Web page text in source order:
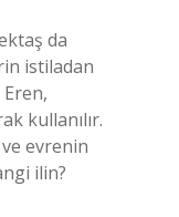
da
istiladan
kullanılır.
ve evrenin
ilin?